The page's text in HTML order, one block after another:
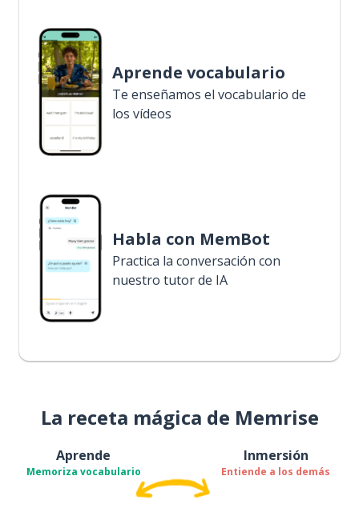
Aprende vocabulario
Te enseñamos el vocabulario de
los vídeos
Habla con MemBot
Practica la conversación con
nuestro tutor de IA
La receta mágica de Memrise
Aprende
Memoriza vocabulario
Inmersión
Entiende a los demás